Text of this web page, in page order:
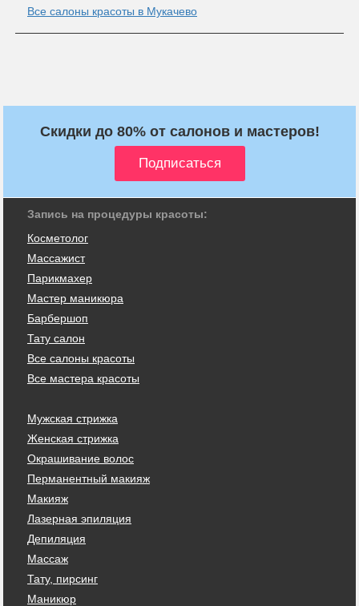
Все салоны красоты в Мукачево
Скидки до 80% от салонов и мастеров!
Запись на процедуры красоты:
Косметолог
Массажист
Парикмахер
Мастер маникюра
Барбершоп
Тату салон
Все салоны красоты
Все мастера красоты
Мужская стрижка
Женская стрижка
Окрашивание волос
Перманентный макияж
Макияж
Лазерная эпиляция
Депиляция
Массаж
Тату, пирсинг
Маникюр